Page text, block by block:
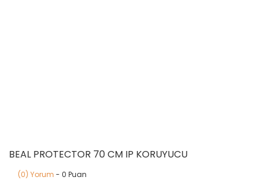
BEAL PROTECTOR 70 CM IP KORUYUCU
(0) Yorum - 0 Puan